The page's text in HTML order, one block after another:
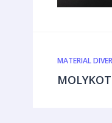
MATERIAL